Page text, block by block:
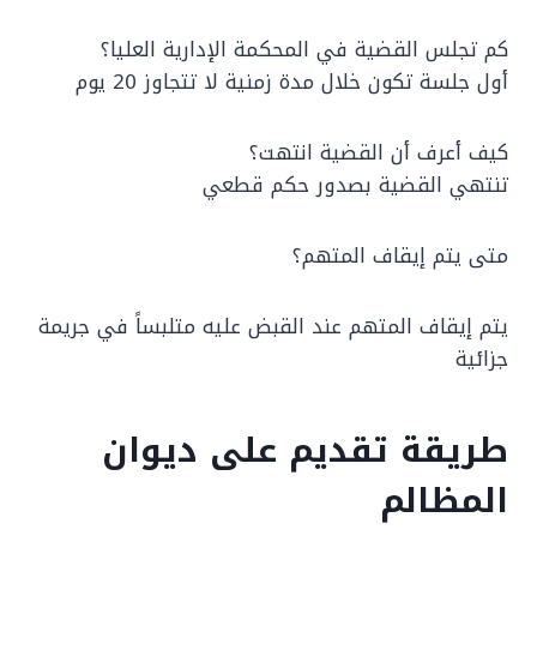
كم تجلس القضية في المحكمة الإدارية العليا؟
أول جلسة تكون خلال مدة زمنية لا تتجاوز 20 يوم
كيف أعرف أن القضية انتهت؟
تنتهي القضية بصدور حكم قطعي
متى يتم إيقاف المتهم؟
يتم إيقاف المتهم عند القبض عليه متلبساً في جريمة
جزائية
طريقة تقديم على ديوان
المظالم